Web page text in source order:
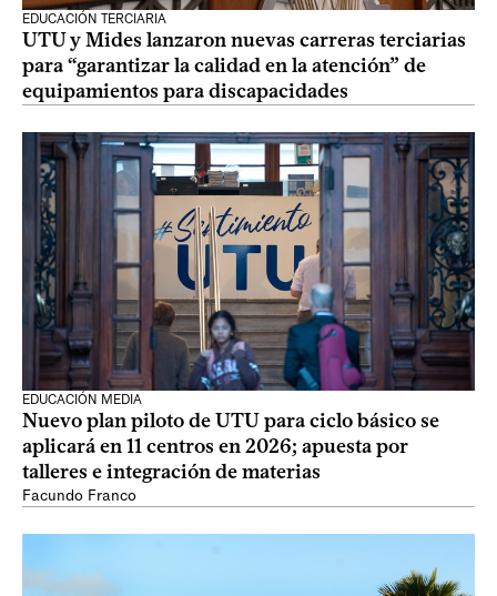
EDUCACIÓN TERCIARIA
UTU y Mides lanzaron nuevas carreras terciarias
para “garantizar la calidad en la atención” de
equipamientos para discapacidades
EDUCACIÓN MEDIA
Nuevo plan piloto de UTU para ciclo básico se
aplicará en 11 centros en 2026; apuesta por
talleres e integración de materias
Facundo Franco